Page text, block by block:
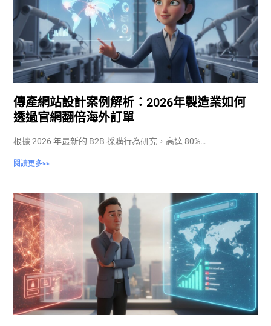
傳產網站設計案例解析：2026年製造業如何
透過官網翻倍海外訂單
根據 2026 年最新的 B2B 採購行為研究，高達 80%…
閱讀更多>>